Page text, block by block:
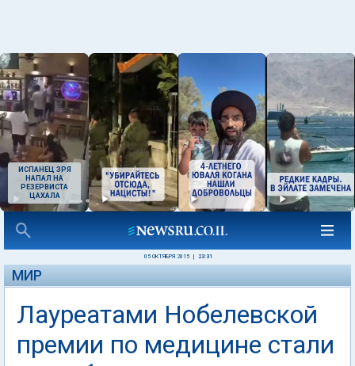
ИСПАНЕЦ ЗРЯ
НАПАЛ НА
РЕЗЕРВИСТА
ЦАХАЛА
05 ОКТЯБРЯ 2015 23:31
МИР
Лауреатами Нобелевской
премии по медицине стали